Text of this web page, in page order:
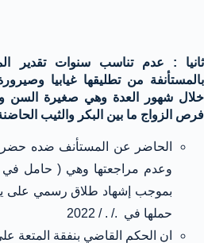
ثانيا : عدم تناسب سنوات تقدير
بالمستأنفة من تطليقها غيابيا
خلال شهور العدة وهي صغيرة السن
فرص الزواج ما بين البكر والثيب
الحاضر عن المستأنف ضده حضر
بموجب إشهاد طلاق رسمي على
حملها في ./ . / 2022